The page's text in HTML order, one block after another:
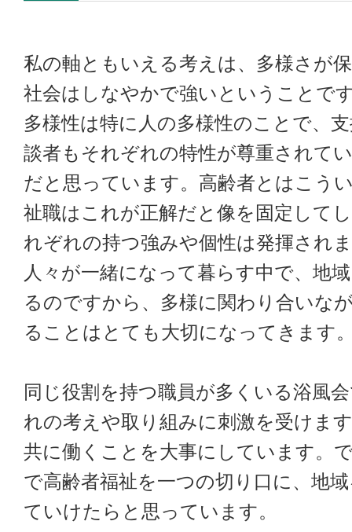
私の軸ともいえる考えは、多様さが
社会はしなやかで強いということで
多様性は特に人の多様性のことで、
談者もそれぞれの特性が尊重されて
だと思っています。高齢者とはこう
祉職はこれが正解だと像を固定して
れぞれの持つ強みや個性は発揮され
人々が一緒になって暮らす中で、地
るのですから、多様に関わり合いな
ることはとても大切になってきます
同じ役割を持つ職員が多くいる浴風
れの考えや取り組みに刺激を受けま
共に働くことを大事にしています。
で高齢者福祉を一つの切り口に、地
ていけたらと思っています。